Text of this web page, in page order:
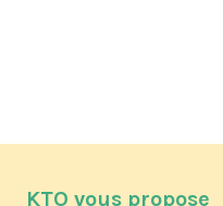
KTO vous propose